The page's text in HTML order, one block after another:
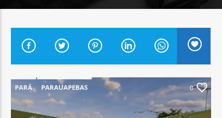
CURRENT TRACK
ARARA AZUL FM 96,9
PARÁ PARAUAPEBAS 0